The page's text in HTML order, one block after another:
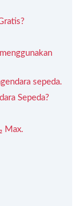
sepeda.
Sepeda?
Max.